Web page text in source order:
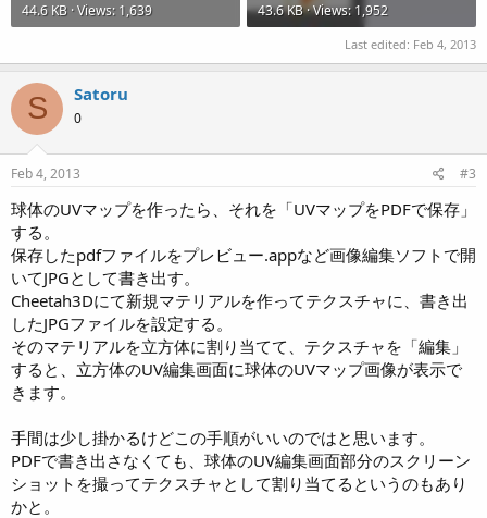
44.6 KB · Views: 1,639
43.6 KB · Views: 1,952
Last edited: Feb 4, 2013
S Satoru
0
Feb 4, 2013 #3
球体のUVマップを作ったら、それを「UVマップをPDFで保存」
する。
保存したpdfファイルをプレビュー.appなど画像編集ソフトで開
いてJPGとして書き出す。
Cheetah3Dにて新規マテリアルを作ってテクスチャに、書き出
したJPGファイルを設定する。
そのマテリアルを立方体に割り当てて、テクスチャを「編集」
すると、立方体のUV編集画面に球体のUVマップ画像が表示で
きます。
手間は少し掛かるけどこの手順がいいのではと思います。
PDFで書き出さなくても、球体のUV編集画面部分のスクリーン
ショットを撮ってテクスチャとして割り当てるというのもあり
かと。